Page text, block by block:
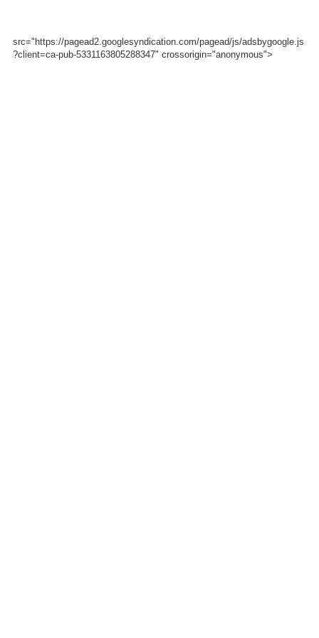
src="https://pagead2.googlesyndication.com/pagead/js/adsbygoogle.js
?client=ca-pub-5331163805288347" crossorigin="anonymous">